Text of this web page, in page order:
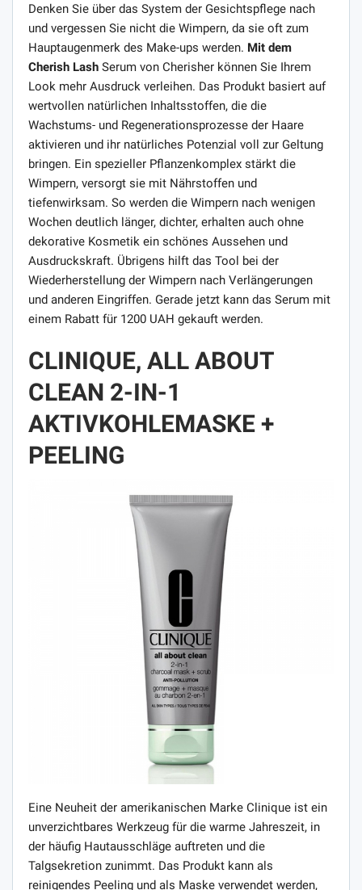
Denken Sie über das System der Gesichtspflege nach
und vergessen Sie nicht die Wimpern, da sie oft zum
Hauptaugenmerk des Make-ups werden. Mit dem
Cherish Lash Serum von Cherisher können Sie Ihrem
Look mehr Ausdruck verleihen. Das Produkt basiert auf
wertvollen natürlichen Inhaltsstoffen, die die
Wachstums- und Regenerationsprozesse der Haare
aktivieren und ihr natürliches Potenzial voll zur Geltung
bringen. Ein spezieller Pflanzenkomplex stärkt die
Wimpern, versorgt sie mit Nährstoffen und
tiefenwirksam. So werden die Wimpern nach wenigen
Wochen deutlich länger, dichter, erhalten auch ohne
dekorative Kosmetik ein schönes Aussehen und
Ausdruckskraft. Übrigens hilft das Tool bei der
Wiederherstellung der Wimpern nach Verlängerungen
und anderen Eingriffen. Gerade jetzt kann das Serum mit
einem Rabatt für 1200 UAH gekauft werden.
CLINIQUE, ALL ABOUT
CLEAN 2-IN-1
AKTIVKOHLEMASKE +
PEELING
Eine Neuheit der amerikanischen Marke Clinique ist ein
unverzichtbares Werkzeug für die warme Jahreszeit, in
der häufig Hautausschläge auftreten und die
Talgsekretion zunimmt. Das Produkt kann als
reinigendes Peeling und als Maske verwendet werden,